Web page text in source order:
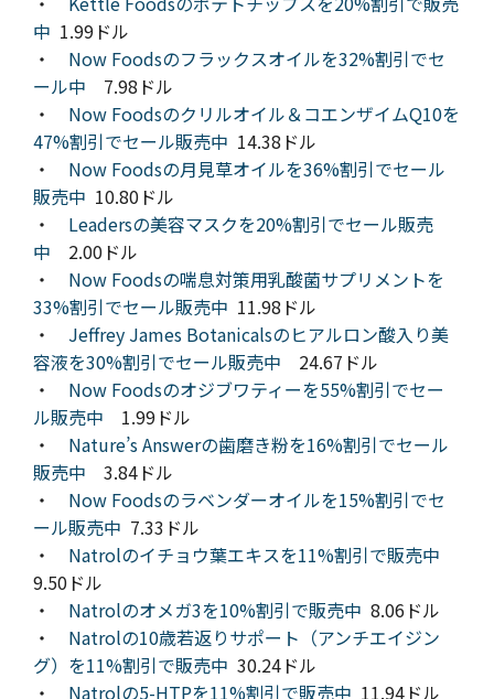
中 1.99ドル
・ Now Foodsのフラックスオイルを32%割引でセ
ール中 7.98ドル
・ Now Foodsのクリルオイル＆コエンザイムQ10を
47%割引でセール販売中 14.38ドル
・ Now Foodsの月見草オイルを36%割引でセール
販売中 10.80ドル
・ Leadersの美容マスクを20%割引でセール販売
中 2.00ドル
・ Now Foodsの喘息対策用乳酸菌サプリメントを
33%割引でセール販売中 11.98ドル
・ Jeffrey James Botanicalsのヒアルロン酸入り美
容液を30%割引でセール販売中 24.67ドル
・ Now Foodsのオジブワティーを55%割引でセー
ル販売中 1.99ドル
・ Nature’s Answerの歯磨き粉を16%割引でセール
販売中 3.84ドル
・ Now Foodsのラベンダーオイルを15%割引でセ
ール販売中 7.33ドル
・ Natrolのイチョウ葉エキスを11%割引で販売中
9.50ドル
・ Natrolのオメガ3を10%割引で販売中 8.06ドル
・ Natrolの10歳若返りサポート（アンチエイジン
グ）を11%割引で販売中 30.24ドル
・ Natrolの5-HTPを11%割引で販売中 11.94ドル